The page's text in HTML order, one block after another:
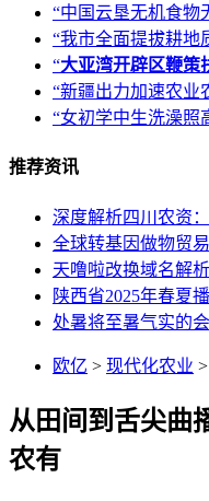
“中国云垦无机食
“我市全面提拔耕
“大亚湾开辟区鞭策
“新疆出力加速农
“女初学中生洗澡
推荐资讯
深度解析四川农资
全球转基因做物贸
天噜啦改换域名解
陕西省2025年春夏
处暑将至暑气实的
欧亿 > 现代化农业 >
从田间到舌尖曲
农有